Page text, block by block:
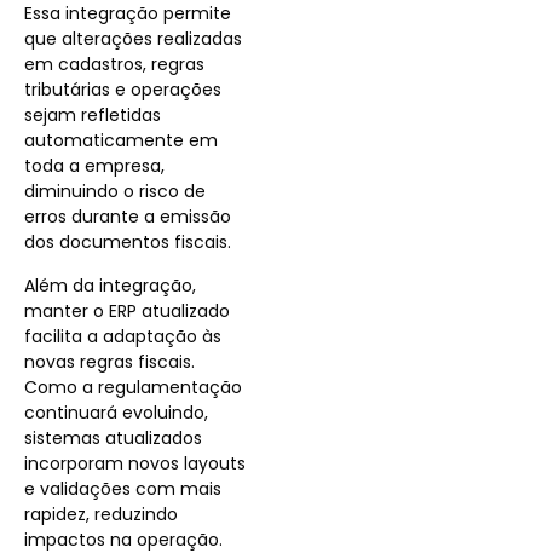
Essa integração permite
que alterações realizadas
em cadastros, regras
tributárias e operações
sejam refletidas
automaticamente em
toda a empresa,
diminuindo o risco de
erros durante a emissão
dos documentos fiscais.
Além da integração,
manter o ERP atualizado
facilita a adaptação às
novas regras fiscais.
Como a regulamentação
continuará evoluindo,
sistemas atualizados
incorporam novos layouts
e validações com mais
rapidez, reduzindo
impactos na operação.